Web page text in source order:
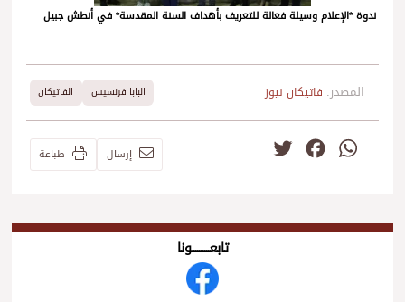
ندوة *الإعلام وسيلة فعالة للتعريف بأهداف السنة المقدسة* في أنطش جبيل
المصدر: فاتيكان نيوز البابا فرنسيس الفاتيكان
WhatsApp
Facebook إرسال طباعة
تابعــــــــــونا